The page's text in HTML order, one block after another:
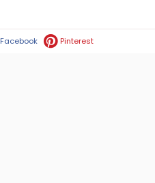
Facebook Pinterest